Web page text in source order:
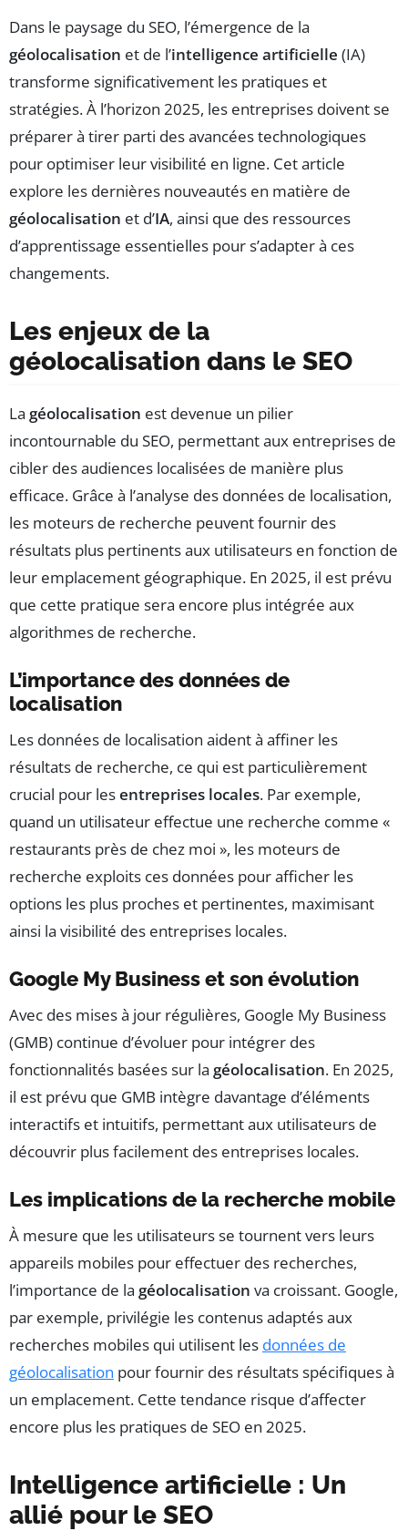
Dans le paysage du SEO, l’émergence de la
géolocalisation et de l’intelligence artificielle (IA)
transforme significativement les pratiques et
stratégies. À l’horizon 2025, les entreprises doivent se
préparer à tirer parti des avancées technologiques
pour optimiser leur visibilité en ligne. Cet article
explore les dernières nouveautés en matière de
géolocalisation et d’IA, ainsi que des ressources
d’apprentissage essentielles pour s’adapter à ces
changements.
Les enjeux de la
géolocalisation dans le SEO
La géolocalisation est devenue un pilier
incontournable du SEO, permettant aux entreprises de
cibler des audiences localisées de manière plus
efficace. Grâce à l’analyse des données de localisation,
les moteurs de recherche peuvent fournir des
résultats plus pertinents aux utilisateurs en fonction de
leur emplacement géographique. En 2025, il est prévu
que cette pratique sera encore plus intégrée aux
algorithmes de recherche.
L’importance des données de
localisation
Les données de localisation aident à affiner les
résultats de recherche, ce qui est particulièrement
crucial pour lesentreprises locales. Par exemple,
quand un utilisateur effectue une recherche comme «
restaurants près de chez moi », les moteurs de
recherche exploits ces données pour afficher les
options les plus proches et pertinentes, maximisant
ainsi la visibilité des entreprises locales.
Google My Business et son évolution
Avec des mises à jour régulières, Google My Business
(GMB) continue d’évoluer pour intégrer des
fonctionnalités basées sur la géolocalisation. En 2025,
il est prévu que GMB intègre davantage d’éléments
interactifs et intuitifs, permettant aux utilisateurs de
découvrir plus facilement des entreprises locales.
Les implications de la recherche mobile
À mesure que les utilisateurs se tournent vers leurs
appareils mobiles pour effectuer des recherches,
l’importance de la géolocalisation va croissant. Google,
par exemple, privilégie les contenus adaptés aux
recherches mobiles qui utilisent les données de
géolocalisation pour fournir des résultats spécifiques à
un emplacement. Cette tendance risque d’affecter
encore plus les pratiques de SEO en 2025.
Intelligence artificielle : Un
allié pour le SEO